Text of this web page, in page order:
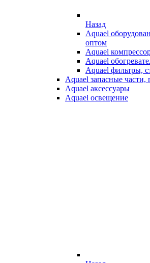
Назад
Aquael
оптом
Aquael
Aquael
Aquael фильтры,
Aquael запасные части,
Aquael аксессуары
Aquael освещение